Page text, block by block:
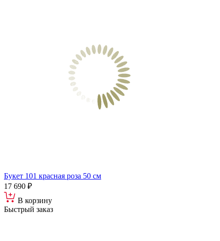
Букет 101 красная роза 50 см
17 690 ₽
В корзину
Быстрый заказ